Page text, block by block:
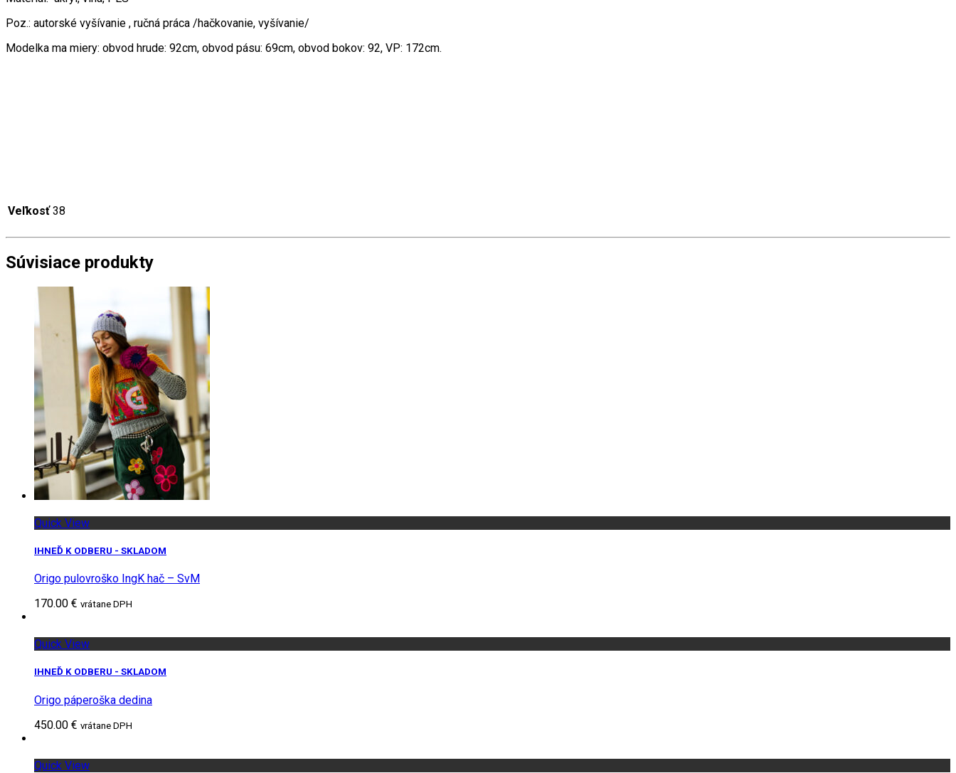
Poz.: autorské vyšívanie , ručná práca /hačkovanie, vyšívanie/
Modelka ma miery: obvod hrude: 92cm, obvod pásu: 69cm, obvod bokov: 92, VP: 172cm.
Veľkosť 38
Súvisiace produkty
Quick View
IHNEĎ K ODBERU - SKLADOM
Origo pulovroško IngK hač – SvM
170.00 € vrátane DPH
Quick View
IHNEĎ K ODBERU - SKLADOM
Origo páperoška dedina
450.00 € vrátane DPH
Quick View